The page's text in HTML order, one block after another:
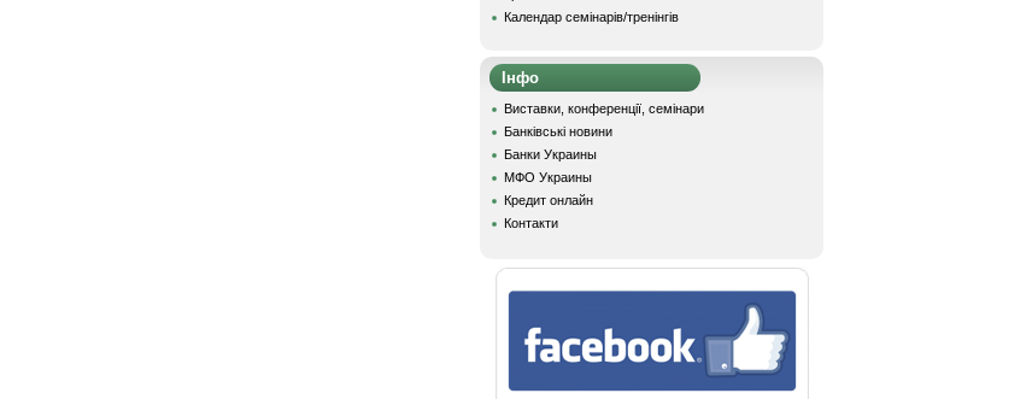
Календар семінарів/тренінгів
Інфо
Виставки, конференції, семінари
Банківські новини
Банки Украины
МФО Украины
Кредит онлайн
Контакти